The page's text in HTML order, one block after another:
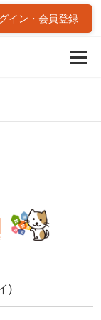
イン・会員登録
)